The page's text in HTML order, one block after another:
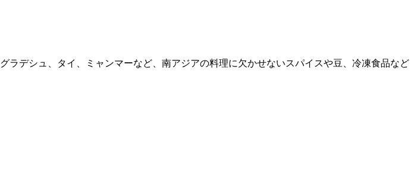
デシュ、タイ、ミャンマーなど、南アジアの料理に欠かせないスパイスや豆、冷凍食品など